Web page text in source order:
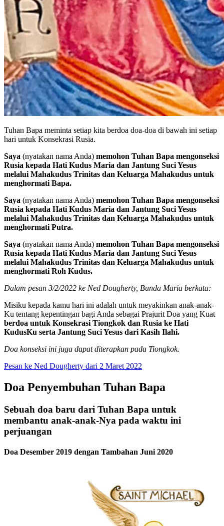
Tuhan Bapa meminta setiap kita berdoa doa-doa di bawah ini setiap
hari untuk Konsekrasi Rusia.
Saya (nyatakan nama Anda) memohon Tuhan Bapa mengonseksi
Rusia kepada Hati Kudus Maria dan Jantung Suci Yesus
melalui Mahakudus Trinitas dan Keluarga Mahakudus untuk
menghormati Bapa.
Saya (nyatakan nama Anda) memohon Tuhan Bapa mengonseksi
Rusia kepada Hati Kudus Maria dan Jantung Suci Yesus
melalui Mahakudus Trinitas dan Keluarga Mahakudus untuk
menghormati Putra.
Saya (nyatakan nama Anda) memohon Tuhan Bapa mengonseksi
Rusia kepada Hati Kudus Maria dan Jantung Suci Yesus
melalui Mahakudus Trinitas dan Keluarga Mahakudus untuk
menghormati Roh Kudus.
Dalam pesan 3/2/2022 ke Ned Dougherty, Bunda Maria berkata:
Misiku kepada kamu hari ini adalah untuk meyakinkan anak-anak-
Ku tentang kepentingan bagi Anda sebagai Prajurit Doa yang Kuat
berdoa untuk Konsekrasi Tiongkok dan Rusia ke Hati
KudusKu serta Jantung Suci Yesus dari Kasih Ilahi.
Doa konseksi ini juga dapat diterapkan pada Tiongkok.
Pesan ke Ned Dougherty dari 2 Maret 2022
Doa Penyembuhan Tuhan Bapa
Sebuah doa baru dari Tuhan Bapa untuk
membantu anak-anak-Nya pada waktu ini
perjuangan
Doa Desember 2019 dengan Tambahan Juni 2020